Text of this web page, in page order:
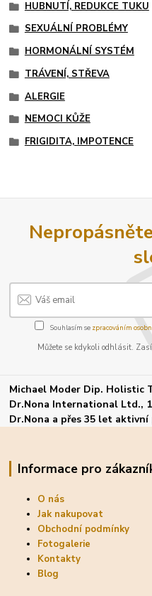
HUBNUTÍ, REDUKCE TUKU
SEXUÁLNÍ PROBLÉMY
HORMONÁLNÍ SYSTÉM
TRÁVENÍ, STŘEVA
ALERGIE
NEMOCI KŮŽE
FRIGIDITA, IMPOTENCE
Souhlasím se zpracováním
Můžete se kdykoli odhlásit.
Michael Moder Dip. Holistic
Dr.Nona International Ltd.,
Dr.Nona a přes 35 let
Informace pro
O nás
Jak nakupovat
Obchodní podmínky
Fotogalerie
Kontakty
Blog